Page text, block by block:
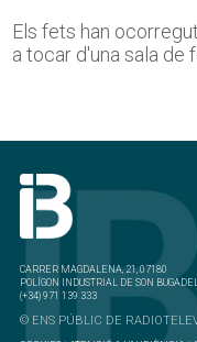
Els fets han
a tocar d'una sala de
CARRER MAGDALENA, 21, 07180
POLÍGON INDUSTRIAL DE SON
(+34) 971 139 333
© ENS PÚBLIC DE